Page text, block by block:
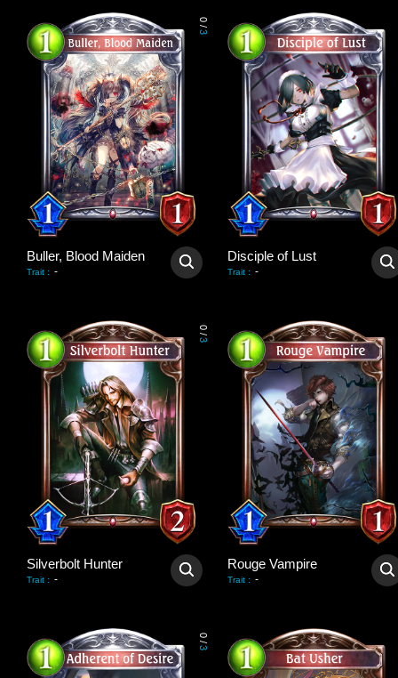
0
/
3
Buller, Blood Maiden
Trait : -
Disciple of Lust
Trait : -
0
/
3
Silverbolt Hunter
Trait : -
Rouge Vampire
Trait : -
0
/
3